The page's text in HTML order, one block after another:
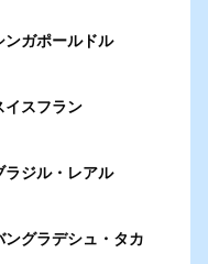
ガポールドル
スフラン
ジル・レアル
グラデシュ・タカ